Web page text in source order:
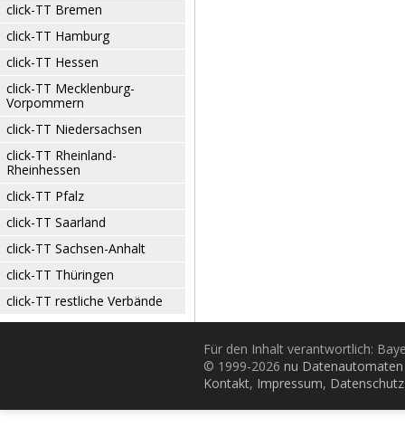
click-TT Bremen
click-TT Hamburg
click-TT Hessen
click-TT Mecklenburg-
Vorpommern
click-TT Niedersachsen
click-TT Rheinland-
Rheinhessen
click-TT Pfalz
click-TT Saarland
click-TT Sachsen-Anhalt
click-TT Thüringen
click-TT restliche Verbände
Für den Inhalt verantwortlich:
© 1999-2026 nu
Kontakt, Impressum, Datenschutz